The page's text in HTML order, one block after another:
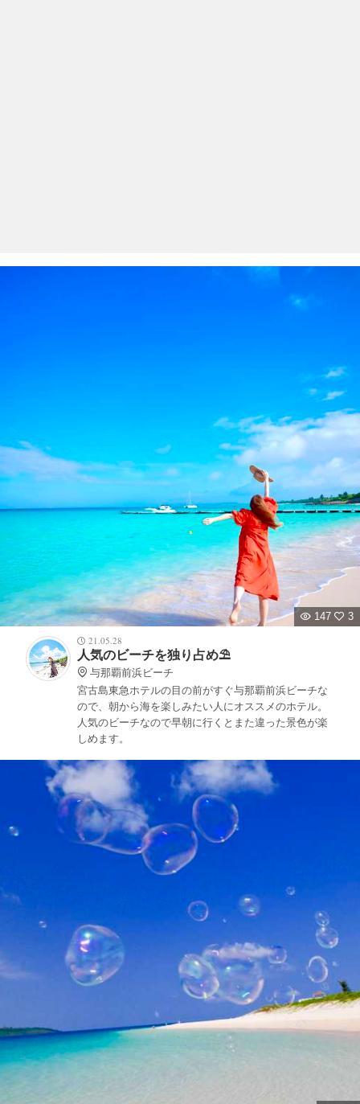
147
3
21.05.28
人気のビーチを独り占め⛱
与那覇前浜ビーチ
宮古島東急ホテルの目の前がすぐ与那覇前浜ビーチな
ので、朝から海を楽しみたい人にオススメのホテル。
人気のビーチなので早朝に行くとまた違った景色が楽
しめます。